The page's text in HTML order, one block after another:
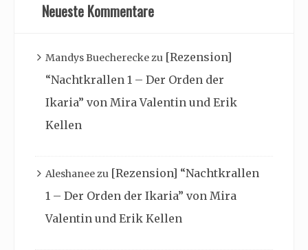
Neueste Kommentare
Mandys Buechereckezu [Rezension]
“Nachtkrallen 1 – Der Orden der
Ikaria” von Mira Valentin und Erik
Kellen
Aleshaneezu [Rezension] “Nachtkrallen
1 – Der Orden der Ikaria” von Mira
Valentin und Erik Kellen